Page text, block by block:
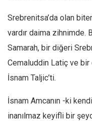
Bu Sayı
Kategoriler
Kültür Sanat
Srebrenitsa’da olan
vardır daima zihnimde.
Samarah, bir diğeri
Cemaluddin Latiç ve bir
İsnam Taljic’ti.
İsnam Amcanın -ki
inanılmaz keyifli bir